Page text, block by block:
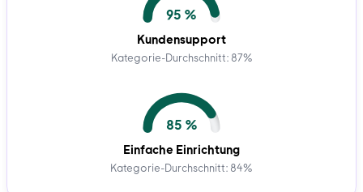
95 %
Kundensupport
Kategorie-Durchschnitt: 87%
85 %
Einfache Einrichtung
Kategorie-Durchschnitt: 84%